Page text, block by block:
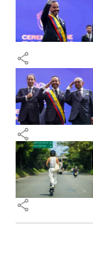
share
share
share